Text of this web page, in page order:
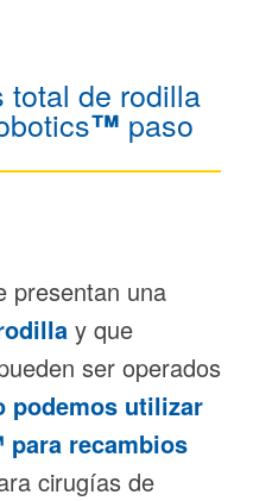
total de rodilla
™ paso
presentan una
y que
ser operados
podemos utilizar
recambios
cirugías de